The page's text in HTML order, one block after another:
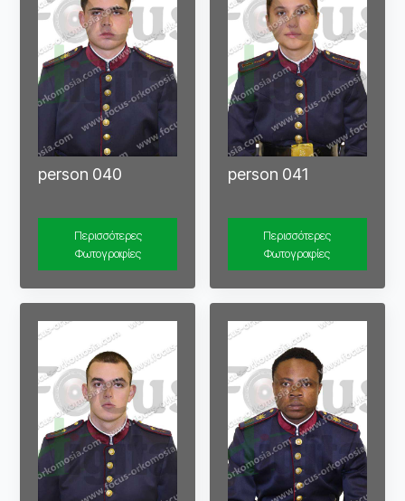
person 040
Περισσότερες
Φωτογραφίες
person 041
Περισσότερες
Φωτογραφίες